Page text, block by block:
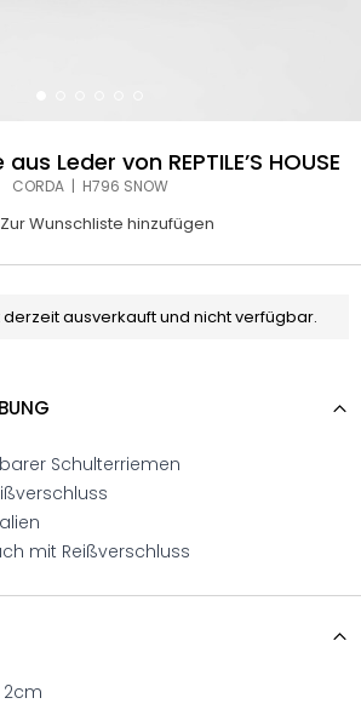
Leder von REPTILE’S HOUSE
CORDA | H796 SNOW
Zur Wunschliste hinzufügen
derzeit ausverkauft und nicht verfügbar.
Schulterriemen
mit Reißverschluss
2cm